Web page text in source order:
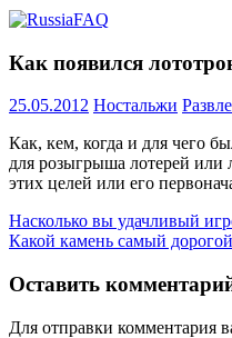
Как появился
25.05.2012 Ностальжи
Как, кем, когда и для чего
для розыгрыша лотерей или
этих целей или его
Навигация
по
записям
Предыдущая
запись:
Насколько вы удачливый
Следующая
Какой камень самый
Оставить
Для отправки комментария